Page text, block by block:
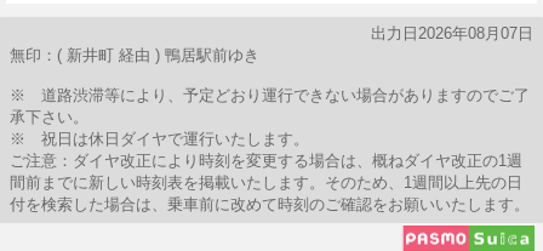
出力日2026年08月07日
無印：( 新井町 経由 ) 鴨居駅前ゆき
※ 道路渋滞等により、予定どおり運行できない場合がありますのでご了
承下さい。
※ 祝日は休日ダイヤで運行いたします。
ご注意：ダイヤ改正により時刻を変更する場合は、概ねダイヤ改正の1週
間前までに新しい時刻表を掲載いたします。そのため、1週間以上先の日
付を検索した場合は、乗車前に改めて時刻のご確認をお願いいたします。